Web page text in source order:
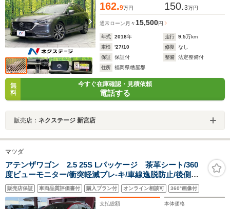
162.9万円 150.3万円
通常ローン 月々15,500円
年式 2018年 走行 9.5万km
車検
'27/10 修復
なし
保証
保証付 整備
法定整備付
住所
福岡県糟屋郡
無
料
今すぐ在庫確認・見積依頼
電話する
販売店： ネクステージ 新宮店
マツダ
アテンザワゴン 2.5 25S Lパッケージ 茶革シート/360
度ビューモニター/衝突軽減ブレ-キ/車線逸脱防止/後側方
検知警報/誤発進抑制/交通標識認識/レーダークルコン/ソ
ナー/アダプティブLEDライト/シートベンチレーション/フ
ルセグTV/ETC/ドラレコ
販売店保証 車両品質評価書付 購入プラン付 オンライン相談可 360°画像付
支払総額 本体価格